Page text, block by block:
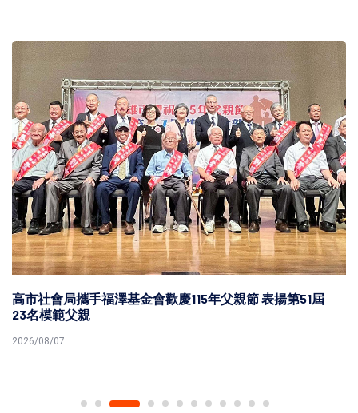
高市社會局攜手福澤基金會歡慶115年父親節 表揚第51屆
23名模範父親
2026/08/07